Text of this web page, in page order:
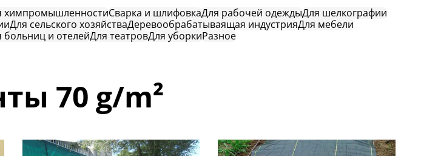
химпромышленностиСварка и шлифовкаДля рабочей одеждыДля шелкографии
Для сельского хозяйстваДеревообрабатываящая индустрияДля мебели
больниц и отелейДля театровДля уборкиРазное
70 g/m²